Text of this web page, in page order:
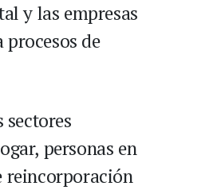
y las empresas
de
personas en
reincorporación